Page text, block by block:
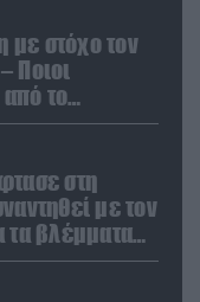
με στόχο τον
Ποιοι
το
στη
με τον
Ρωσία